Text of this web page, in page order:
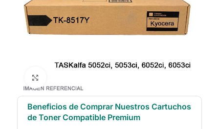
Beneficios de Comprar Nuestros Cartuchos
de Toner Compatible Premium